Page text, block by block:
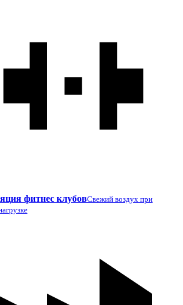
фитнес клубовСвежий воздух при